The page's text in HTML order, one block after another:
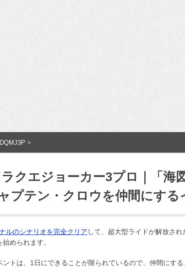
DQMJ3P >
クエジョーカー3プロ｜「海
プテン・クロウを仲間にする
ルのシナリオを完全クリア して、超大型ライドが解放さ
められます。
トは、1日にできることが限られているので、仲間にする